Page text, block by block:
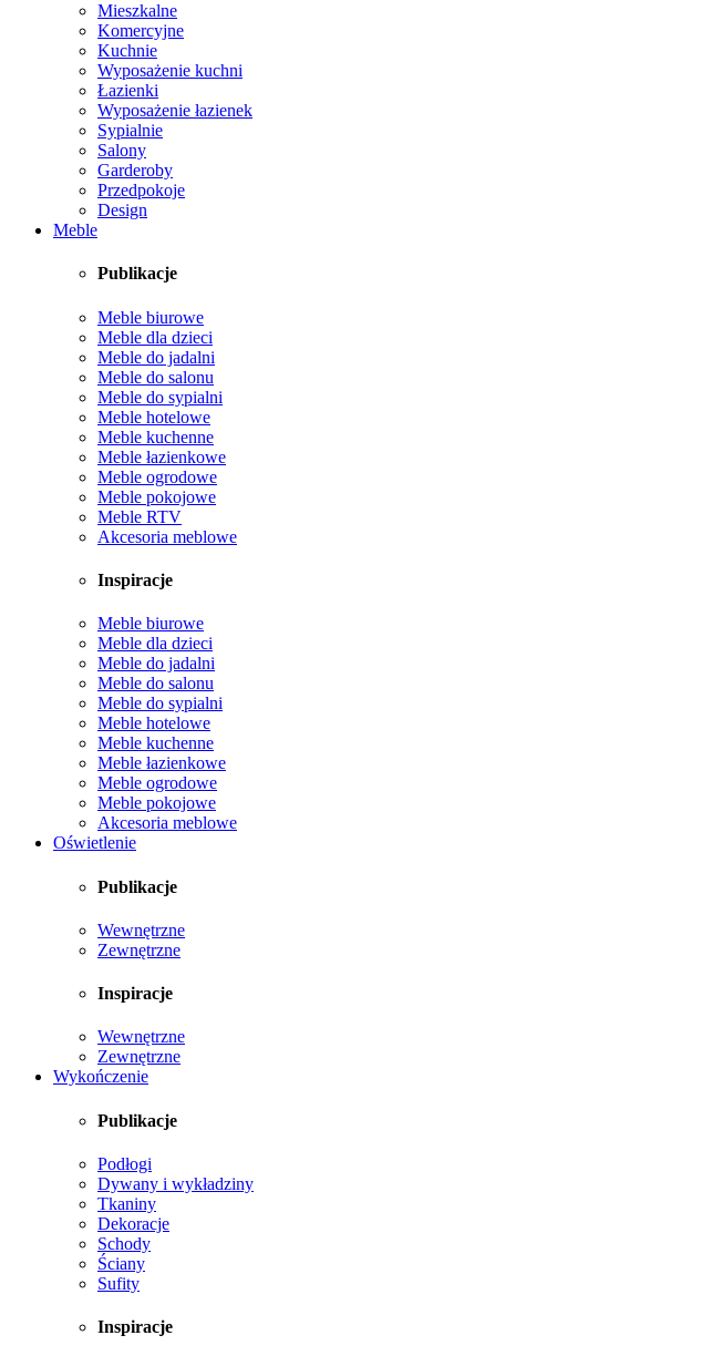
Mieszkalne
Komercyjne
Kuchnie
Wyposażenie kuchni
Łazienki
Wyposażenie łazienek
Sypialnie
Salony
Garderoby
Przedpokoje
Design
Meble
Publikacje
Meble biurowe
Meble dla dzieci
Meble do jadalni
Meble do salonu
Meble do sypialni
Meble hotelowe
Meble kuchenne
Meble łazienkowe
Meble ogrodowe
Meble pokojowe
Meble RTV
Akcesoria meblowe
Inspiracje
Meble biurowe
Meble dla dzieci
Meble do jadalni
Meble do salonu
Meble do sypialni
Meble hotelowe
Meble kuchenne
Meble łazienkowe
Meble ogrodowe
Meble pokojowe
Akcesoria meblowe
Oświetlenie
Publikacje
Wewnętrzne
Zewnętrzne
Inspiracje
Wewnętrzne
Zewnętrzne
Wykończenie
Publikacje
Podłogi
Dywany i wykładziny
Tkaniny
Dekoracje
Schody
Ściany
Sufity
Inspiracje